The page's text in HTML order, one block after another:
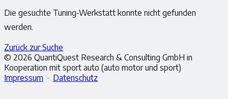
Die gesuchte Tuning-Werkstatt konnte nicht gefunden
werden.
Zurück zur Suche
© 2026 QuantiQuest Research & Consulting GmbH in
Kooperation mit sport auto (auto motor und sport)
Impressum · Datenschutz